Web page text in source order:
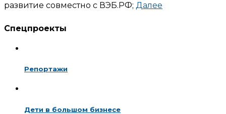
развитие совместно с ВЭБ.РФ; Далее
Спецпроекты
Репортажи
Дети в большом бизнесе